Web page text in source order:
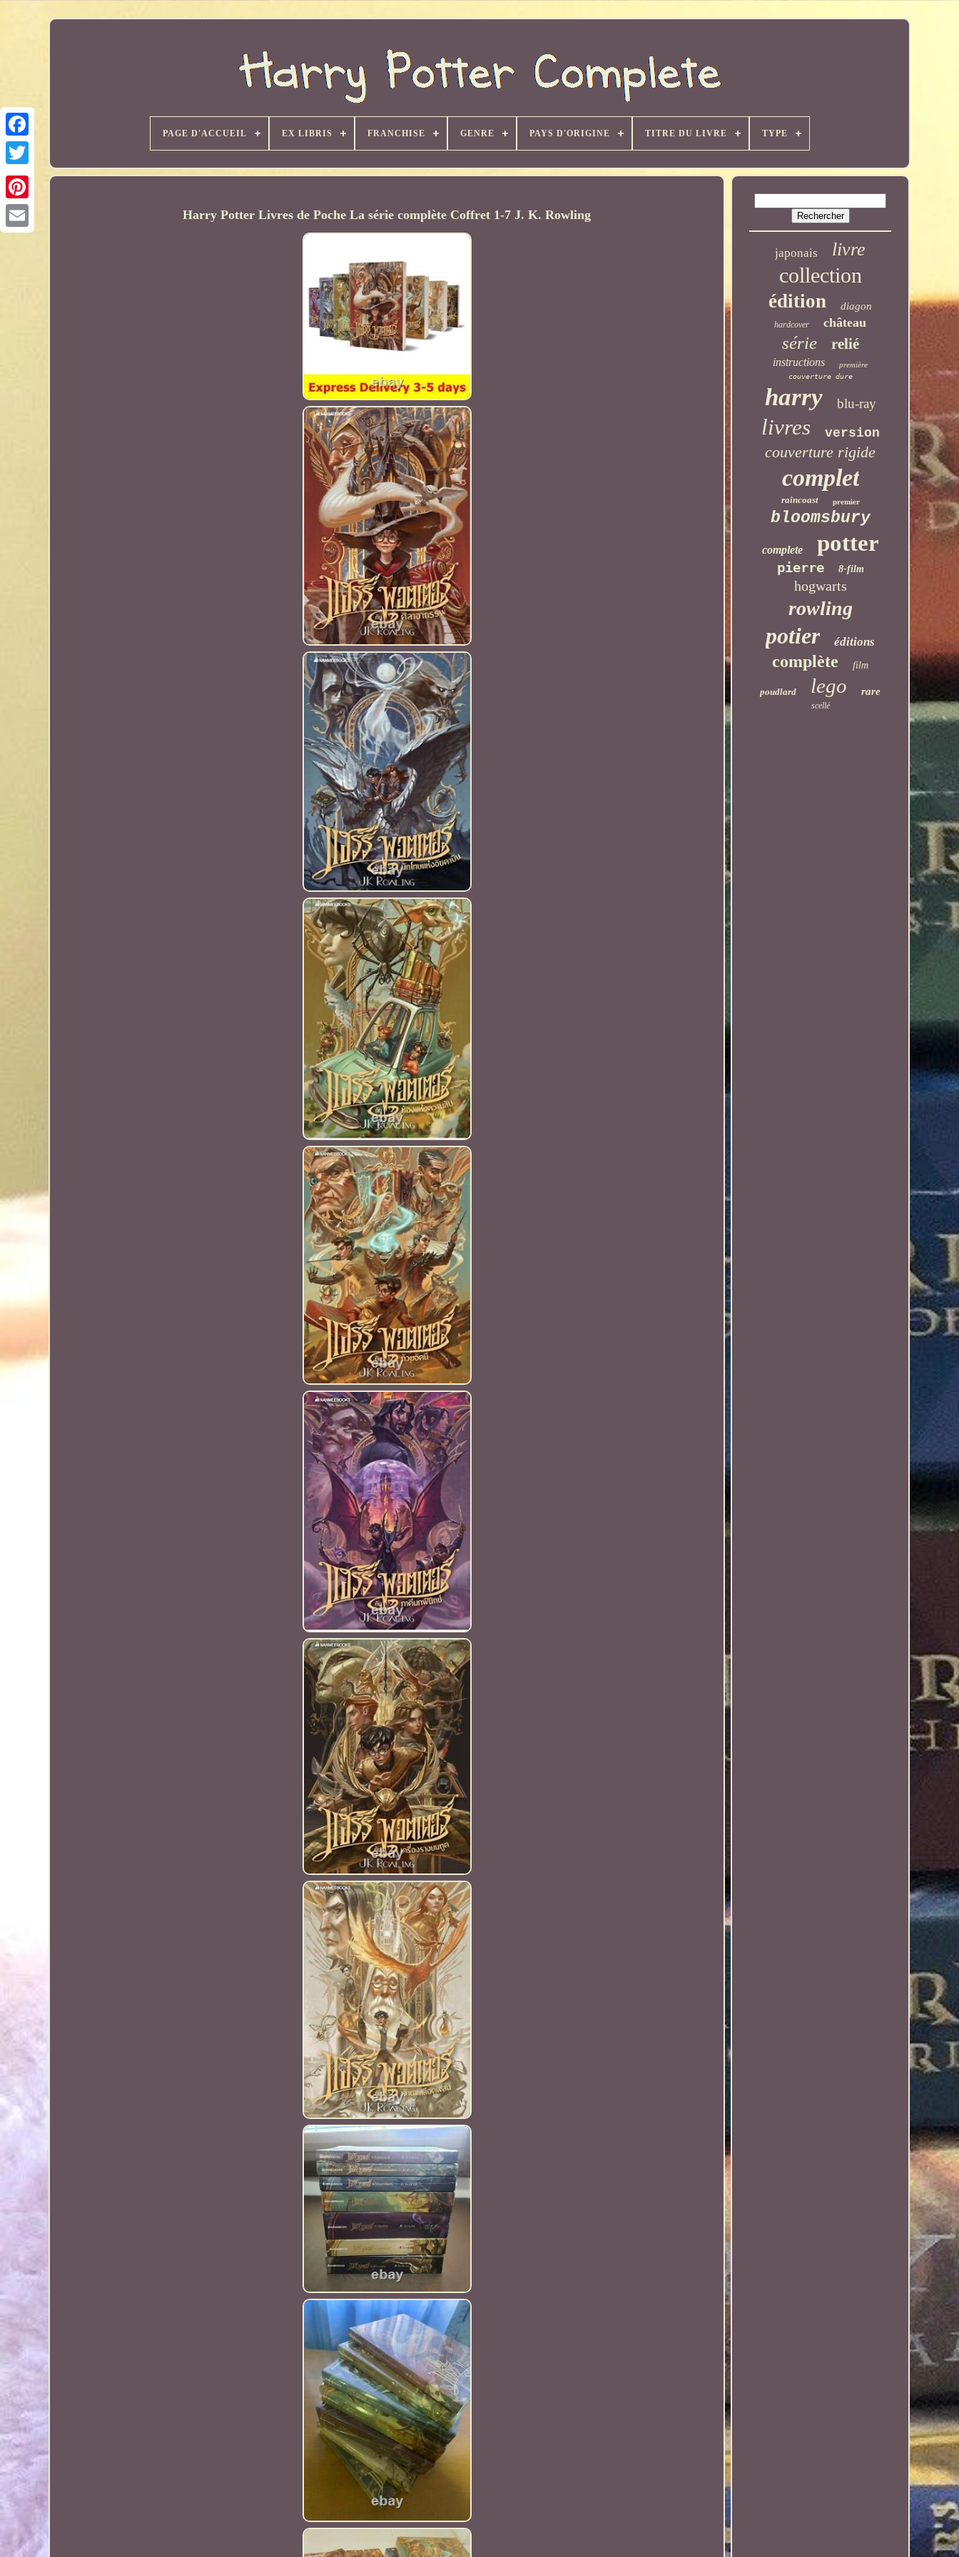
PAGE D'ACCUEIL EX LIBRIS FRANCHISE GENRE PAYS D'ORIGINE TITRE DU LIVRE TYPE
Harry Potter Livres de Poche La série complète Coffret 1-7 J. K. Rowling
japonais livre
collection
édition diagon
hardcover château
série relié
instructions première
couverture dure
harry blu-ray
livres version
couverture rigide
complet
raincoast premier
bloomsbury
complete potter
pierre 8-film
hogwarts
rowling
potier éditions
complète film
poudlard lego rare
scellé